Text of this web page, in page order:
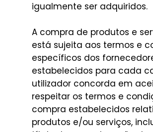
igualmente ser adquiridos.
A compra de produtos e
está sujeita aos termos e
específicos dos
estabelecidos para cada
utilizador concorda em
respeitar os termos e
compra estabelecidos
produtos e/ou serviços,